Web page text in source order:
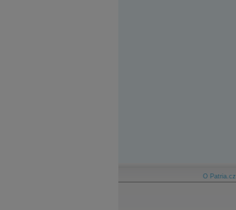
Databanka - Ceny
O Patria.cz